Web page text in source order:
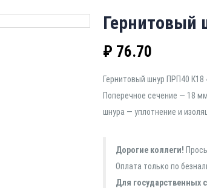
Гернитовый
₽ 76.70
Гернитовый шнур ПРП40 К18
Поперечное сечение — 18
шнура — уплотнение и
Дорогие коллеги!
Оплата только по
Для государственных